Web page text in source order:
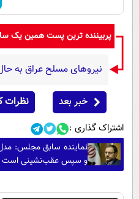
پربیننده ترین پست همین یک
نیروهای مسلح عراق به
خبر بعد نظرات
اشتراک گذاری :
نماینده سابق مجلس: مدل
و سپس عقب‌نشینی است